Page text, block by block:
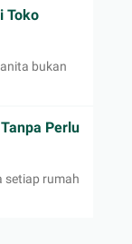
Toko
bukan
Perlu
setiap rumah